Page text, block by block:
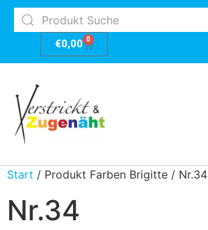
€0,00 0
Start / Produkt Farben Brigitte / Nr.34
Nr.34